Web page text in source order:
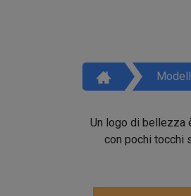
Un logo di bellezza
con pochi tocchi